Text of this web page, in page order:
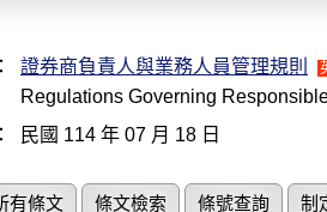
證券商負責人與業務人員管理規則
Regulations Governing
民國 114 年 07 月 18 日
有條文 條文檢索 條號查詢 制